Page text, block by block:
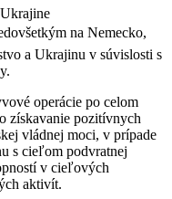
na Nemecko,
a Ukrajinu v súvislosti s
operácie po celom
získavanie pozitívnych
vládnej moci, v prípade
s cieľom podvratnej
v cieľových
aktivít.